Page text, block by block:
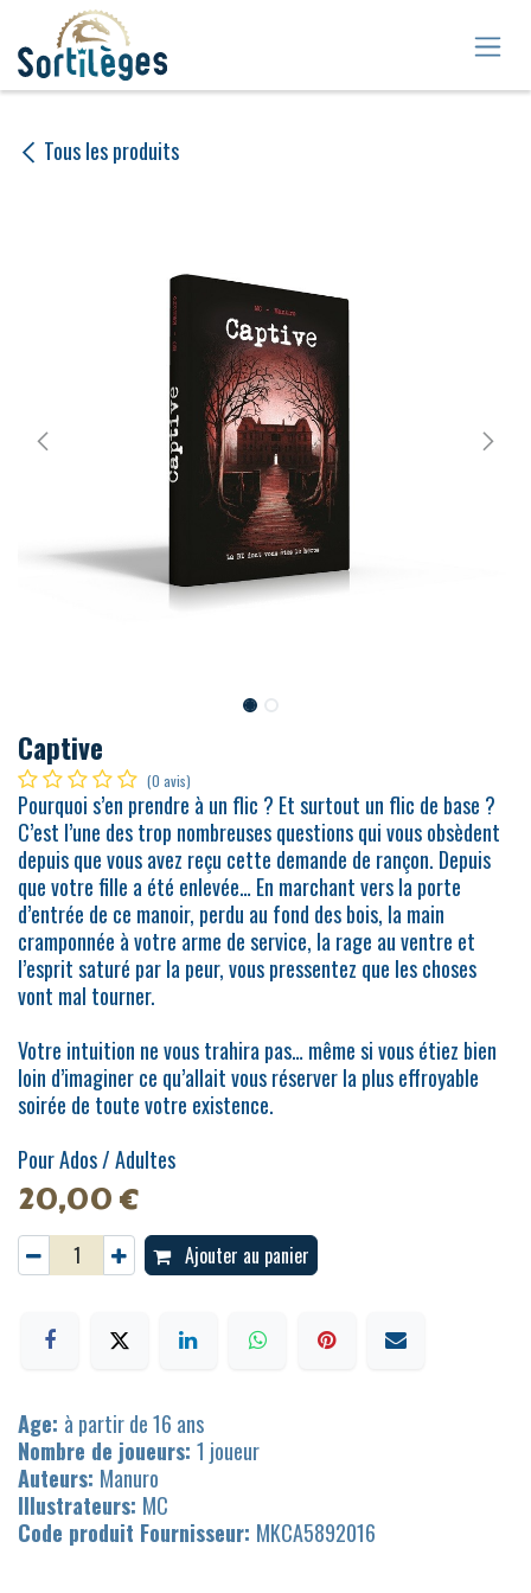
Se rendre au contenu
Tous les produits
Captive
(0 avis)
Pourquoi s’en prendre à un flic ? Et surtout un flic de base ?
C’est l’une des trop nombreuses questions qui vous obsèdent
depuis que vous avez reçu cette demande de rançon. Depuis
que votre fille a été enlevée… En marchant vers la porte
d’entrée de ce manoir, perdu au fond des bois, la main
cramponnée à votre arme de service, la rage au ventre et
l’esprit saturé par la peur, vous pressentez que les choses
vont mal tourner.
Votre intuition ne vous trahira pas… même si vous étiez bien
loin d’imaginer ce qu’allait vous réserver la plus effroyable
soirée de toute votre existence.
Pour Ados / Adultes
20,00€
Ajouter au panier
Age: à partir de 16 ans
Nombre de joueurs: 1 joueur
Auteurs: Manuro
Illustrateurs: MC
Code produit Fournisseur: MKCA5892016